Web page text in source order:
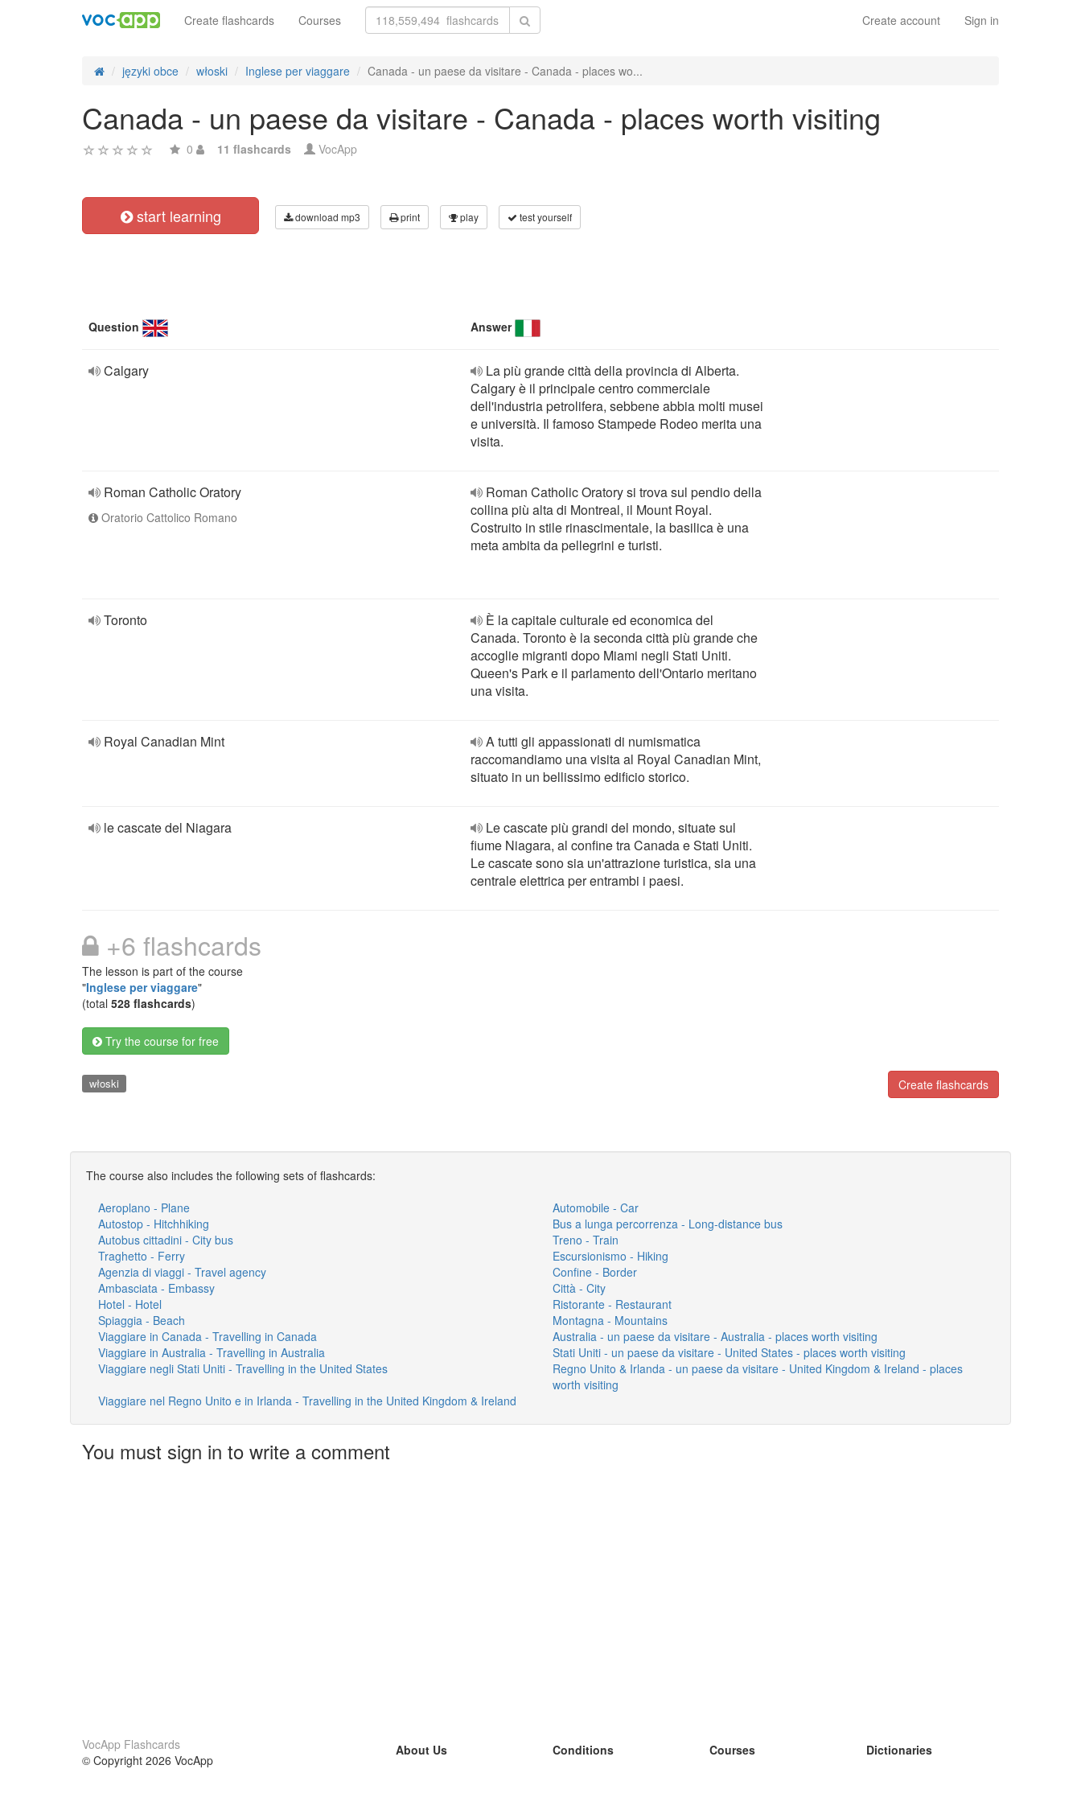
Create account Sign in
Create flashcards Courses
języki obce włoski Inglese per viaggare Canada - un paese da visitare - Canada - places wo...
Canada - un paese da visitare - Canada - places worth visiting
0 11 flashcards VocApp
start learning download mp3 print play test yourself
Question Answer
Calgary
La più grande città della provincia di Alberta.
Calgary è il principale centro commerciale
dell'industria petrolifera, sebbene abbia molti musei
e università. Il famoso Stampede Rodeo merita una
visita.
Roman Catholic Oratory
Oratorio Cattolico Romano
Roman Catholic Oratory si trova sul pendio della
collina più alta di Montreal, il Mount Royal.
Costruito in stile rinascimentale, la basilica è una
meta ambita da pellegrini e turisti.
Toronto
È la capitale culturale ed economica del
Canada. Toronto è la seconda città più grande che
accoglie migranti dopo Miami negli Stati Uniti.
Queen's Park e il parlamento dell'Ontario meritano
una visita.
Royal Canadian Mint
A tutti gli appassionati di numismatica
raccomandiamo una visita al Royal Canadian Mint,
situato in un bellissimo edificio storico.
le cascate del Niagara
Le cascate più grandi del mondo, situate sul
fiume Niagara, al confine tra Canada e Stati Uniti.
Le cascate sono sia un'attrazione turistica, sia una
centrale elettrica per entrambi i paesi.
+6 flashcards
The lesson is part of the course
"Inglese per viaggare"
(total 528 flashcards)
Try the course for free
Create flashcards
włoski
The course also includes the following sets of flashcards:
Aeroplano - Plane
Automobile - Car
Autostop - Hitchhiking
Bus a lunga percorrenza - Long-distance bus
Autobus cittadini - City bus
Treno - Train
Traghetto - Ferry
Escursionismo - Hiking
Agenzia di viaggi - Travel agency
Confine - Border
Ambasciata - Embassy
Città - City
Hotel - Hotel
Ristorante - Restaurant
Spiaggia - Beach
Montagna - Mountains
Viaggiare in Canada - Travelling in Canada
Australia - un paese da visitare - Australia - places worth visiting
Viaggiare in Australia - Travelling in Australia
Stati Uniti - un paese da visitare - United States - places worth visiting
Viaggiare negli Stati Uniti - Travelling in the United States
Regno Unito & Irlanda - un paese da visitare - United Kingdom & Ireland - places
worth visiting
Viaggiare nel Regno Unito e in Irlanda - Travelling in the United Kingdom & Ireland
You must sign in to write a comment
VocApp Flashcards
© Copyright 2026 VocApp
About Us
Conditions
Courses
Dictionaries